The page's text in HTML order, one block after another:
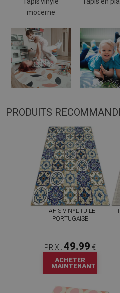
Tapis vinyle
moderne
Tapis en
PRODUITS
TAPIS VINYL TUILE
PORTUGAISE
PRIX : 49.99 €
ACHETER
MAINTENANT